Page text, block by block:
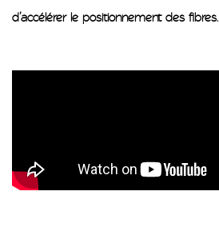
d’accélérer le positionnement des fibres.